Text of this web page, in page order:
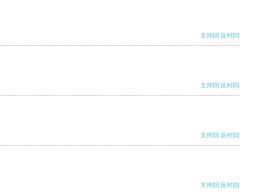
支持[0] 反对[0]
支持[0] 反对[0]
支持[0] 反对[0]
支持[0] 反对[0]